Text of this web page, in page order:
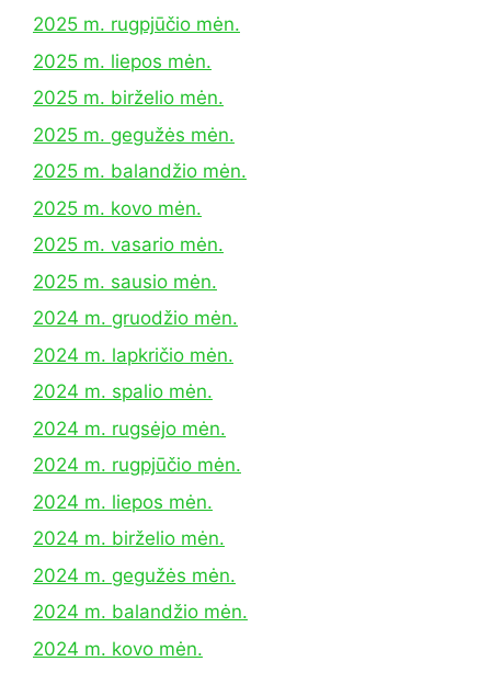
2025 m. rugpjūčio mėn.
2025 m. liepos mėn.
2025 m. birželio mėn.
2025 m. gegužės mėn.
2025 m. balandžio mėn.
2025 m. kovo mėn.
2025 m. vasario mėn.
2025 m. sausio mėn.
2024 m. gruodžio mėn.
2024 m. lapkričio mėn.
2024 m. spalio mėn.
2024 m. rugsėjo mėn.
2024 m. rugpjūčio mėn.
2024 m. liepos mėn.
2024 m. birželio mėn.
2024 m. gegužės mėn.
2024 m. balandžio mėn.
2024 m. kovo mėn.